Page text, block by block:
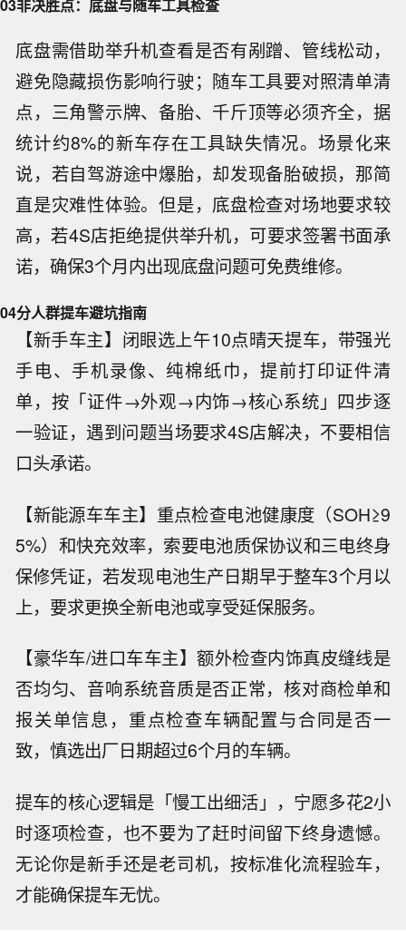
03非决胜点：底盘与随车工具检查
底盘需借助举升机查看是否有剐蹭、管线松动，
避免隐藏损伤影响行驶；随车工具要对照清单清
点，三角警示牌、备胎、千斤顶等必须齐全，据
统计约8%的新车存在工具缺失情况。场景化来
说，若自驾游途中爆胎，却发现备胎破损，那简
直是灾难性体验。但是，底盘检查对场地要求较
高，若4S店拒绝提供举升机，可要求签署书面承
诺，确保3个月内出现底盘问题可免费维修。
04分人群提车避坑指南
【新手车主】闭眼选上午10点晴天提车，带强光
手电、手机录像、纯棉纸巾，提前打印证件清
单，按「证件→外观→内饰→核心系统」四步逐
一验证，遇到问题当场要求4S店解决，不要相信
口头承诺。
【新能源车车主】重点检查电池健康度（SOH≥9
5%）和快充效率，索要电池质保协议和三电终身
保修凭证，若发现电池生产日期早于整车3个月以
上，要求更换全新电池或享受延保服务。
【豪华车/进口车车主】额外检查内饰真皮缝线是
否均匀、音响系统音质是否正常，核对商检单和
报关单信息，重点检查车辆配置与合同是否一
致，慎选出厂日期超过6个月的车辆。
提车的核心逻辑是「慢工出细活」，宁愿多花2小
时逐项检查，也不要为了赶时间留下终身遗憾。
无论你是新手还是老司机，按标准化流程验车，
才能确保提车无忧。